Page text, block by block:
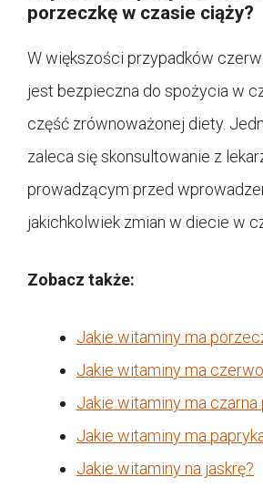
porzeczkę w czasie ciąży?
W większości przypadków
jest bezpieczna do spożycia w
część zrównoważonej diety.
zaleca się skonsultowanie z
prowadzącym przed
jakichkolwiek zmian w diecie w
Zobacz także:
Jakie witaminy ma
Jakie witaminy ma
Jakie witaminy ma czarna
Jakie witaminy ma
Jakie witaminy na jaskrę?